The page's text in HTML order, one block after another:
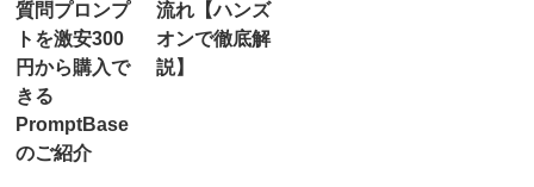
質問プロンプ
トを激安300
円から購入で
きる
PromptBase
のご紹介
流れ【ハンズ
オンで徹底解
説】